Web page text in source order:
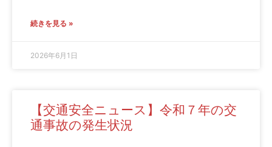
続きを見る »
2026年6月1日
【交通安全ニュース】令和７年の交
通事故の発生状況